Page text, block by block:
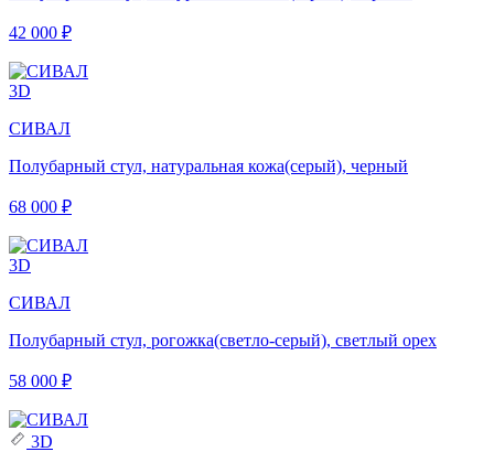
42 000 ₽
3D
СИВАЛ
Полубарный стул, натуральная кожа(серый), черный
68 000 ₽
3D
СИВАЛ
Полубарный стул, рогожка(светло-серый), светлый орех
58 000 ₽
3D